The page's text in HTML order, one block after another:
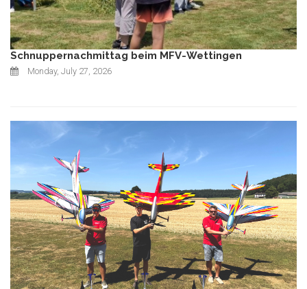
Schnuppernachmittag beim MFV-Wettingen
Monday, July 27, 2026